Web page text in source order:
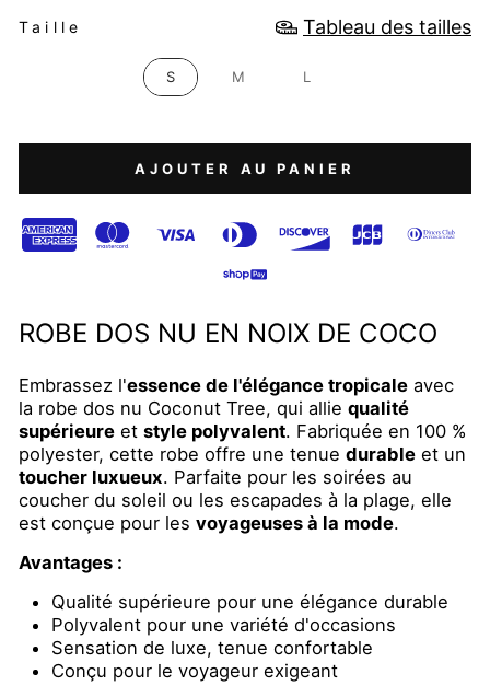
Taille Tableau des tailles
S M L
AJOUTER AU PANIER
ROBE DOS NU EN NOIX DE COCO
Embrassez l'essence de l'élégance tropicale avec
la robe dos nu Coconut Tree, qui allie qualité
supérieure et style polyvalent. Fabriquée en 100 %
polyester, cette robe offre une tenue durable et un
toucher luxueux. Parfaite pour les soirées au
coucher du soleil ou les escapades à la plage, elle
est conçue pour les voyageuses à la mode.
Avantages :
Qualité supérieure pour une élégance durable
Polyvalent pour une variété d'occasions
Sensation de luxe, tenue confortable
Conçu pour le voyageur exigeant